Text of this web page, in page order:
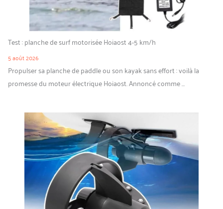
Test : planche de surf motorisée Hoiaost 4-5 km/h
5 août 2026
Propulser sa planche de paddle ou son kayak sans effort : voilà la
promesse du moteur électrique Hoiaost. Annoncé comme …